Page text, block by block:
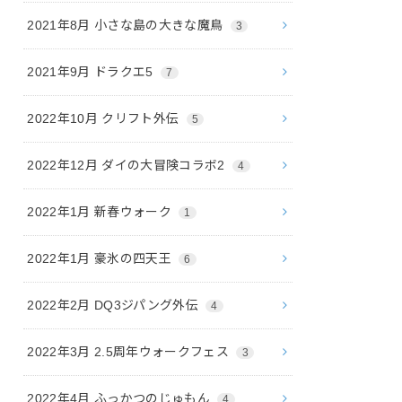
2021年8月 小さな島の大きな魔鳥 3
2021年9月 ドラクエ5 7
2022年10月 クリフト外伝 5
2022年12月 ダイの大冒険コラボ2 4
2022年1月 新春ウォーク 1
2022年1月 豪氷の四天王 6
2022年2月 DQ3ジパング外伝 4
2022年3月 2.5周年ウォークフェス 3
2022年4月 ふっかつのじゅもん 4